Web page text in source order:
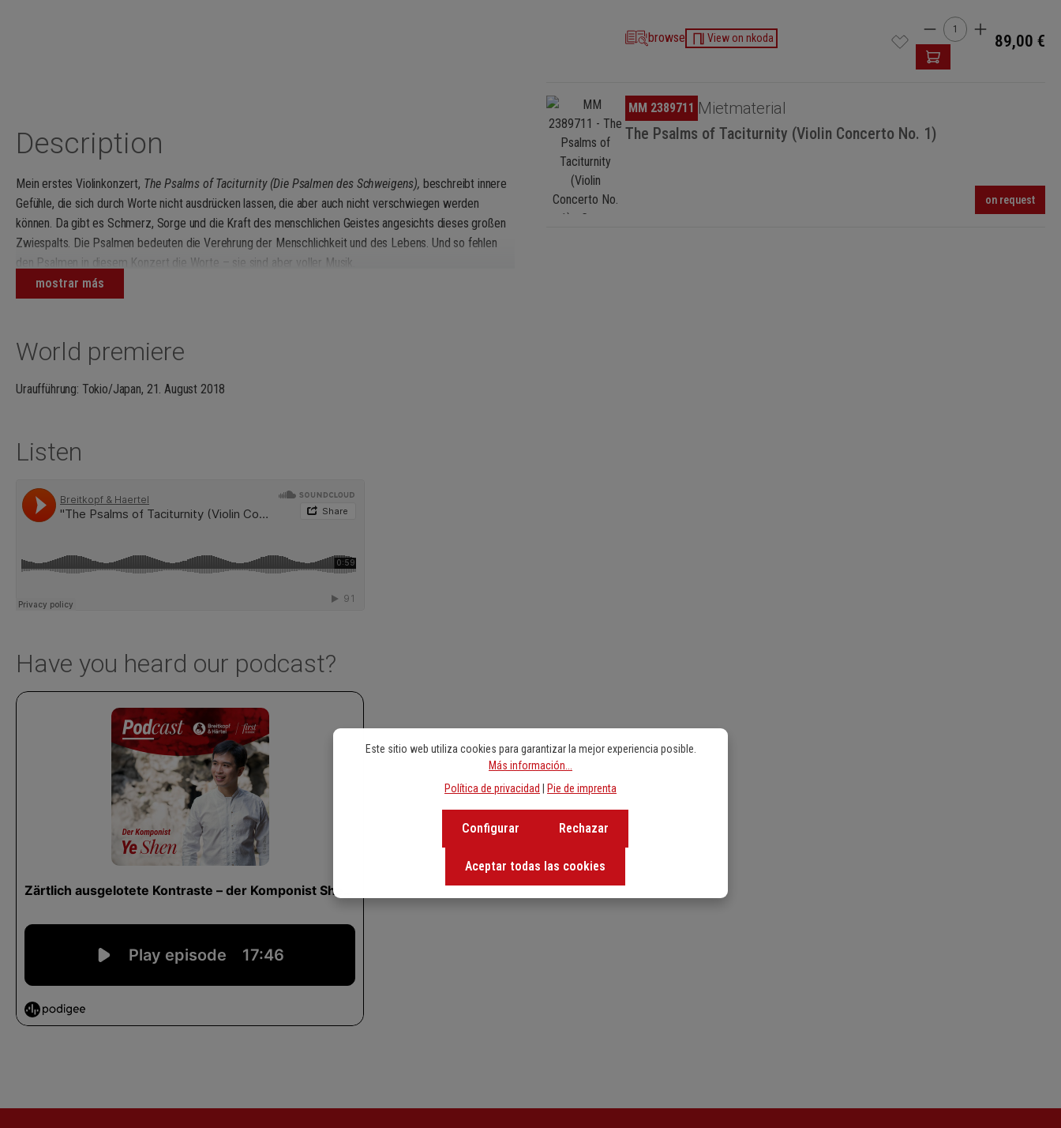
browse View on nkoda Cantidad del
89,00 €
Omitir galería de imágenes
MM 2389711 Mietmaterial
The Psalms of Taciturnity (Violin Concerto No. 1)
on request
Description
Mein erstes Violinkonzert, The Psalms of Taciturnity (Die Psalmen des Schweigens), beschreibt innere
Gefühle, die sich durch Worte nicht ausdrücken lassen, die aber auch nicht verschwiegen werden
können. Da gibt es Schmerz, Sorge und die Kraft des menschlichen Geistes angesichts dieses großen
Zwiespalts. Die Psalmen bedeuten die Verehrung der Menschlichkeit und des Lebens. Und so fehlen
den Psalmen in diesem Konzert die Worte – sie sind aber voller Musik.
(Ye Shen)
mostrar más
World premiere
Uraufführung: Tokio/Japan, 21. August 2018
Listen
Have you heard our podcast?
Este sitio web utiliza cookies para garantizar la mejor experiencia posible.
Más información...
Política de privacidad | Pie de imprenta
Rechazar
Configurar
Aceptar todas las cookies